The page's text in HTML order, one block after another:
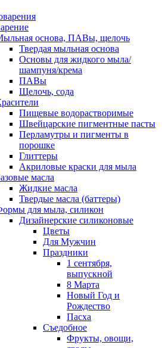
основа, ПАВы, щелочь
Твердая мыльная основа
Основы для жидкого мыла/
шампуня/крема
ПАВы
Щелочь, сода
Пищевые водорастворимые
Швейцарские пигментные пасты
Перламутры и пигменты в
порошке
Глиттеры
Акриловые краски для мыла
масла
Жидкие масла
Твердые масла (баттеры)
для мыла, силикон
Дизайнерские силиконовые
Цветы
Для Мужчин
Праздники
1 сентября,
выпускной
8 Марта
Новый Год и
Рождество
Пасха
Съедобное
Фрукты, овощи,